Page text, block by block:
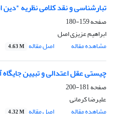
تبارشناسی و نقد کلامینظریه "دین
صفحه159-180
ابراهیم عزیزی اصل
مشاهده مقاله
اصل مقاله 4.63 M
چیستی عقل اعتدالی و تبیین
صفحه181-200
علیرضا کرمانی